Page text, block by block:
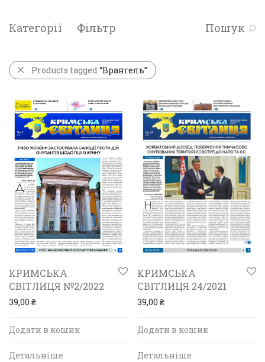
Категорії Фільтр Пошук
Products tagged“Врангель”
КРИМСЬКА
СВІТЛИЦЯ №2/2022
39,00 ₴
Додати в кошик
Детальніше
КРИМСЬКА
СВІТЛИЦЯ 24/2021
39,00 ₴
Додати в кошик
Детальніше